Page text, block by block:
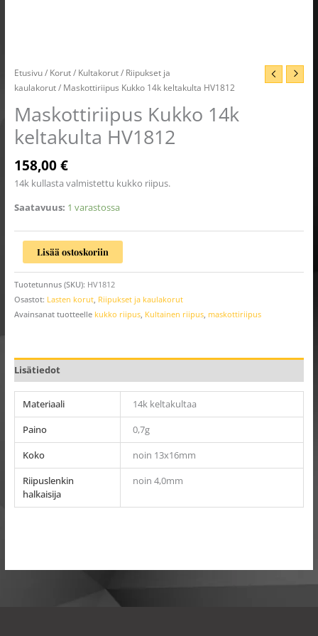
Etusivu/ Korut/ Kultakorut/ Riipukset ja
kaulakorut/ Maskottiriipus Kukko 14k keltakulta HV1812
Maskottiriipus Kukko 14k
keltakulta HV1812
158,00€
14k kullasta valmistettu kukko riipus.
Saatavuus: 1 varastossa
Lisää ostoskoriin
Tuotetunnus (SKU): HV1812
Osastot: Lasten korut, Riipukset ja kaulakorut
Avainsanat tuotteelle kukko riipus, Kultainen riipus, maskottiriipus
Lisätiedot
Materiaali
14k keltakultaa
Paino
0,7g
Koko
noin 13x16mm
Riipuslenkin
halkaisija
noin 4,0mm